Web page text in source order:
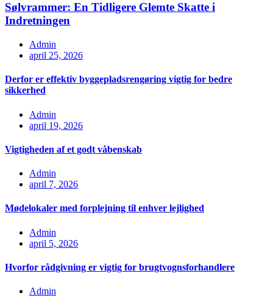
Sølvrammer: En Tidligere Glemte Skatte i
Indretningen
Admin
april 25, 2026
Derfor er effektiv byggepladsrengøring vigtig for bedre
sikkerhed
Admin
april 19, 2026
Vigtigheden af et godt våbenskab
Admin
april 7, 2026
Mødelokaler med forplejning til enhver lejlighed
Admin
april 5, 2026
Hvorfor rådgivning er vigtig for brugtvognsforhandlere
Admin